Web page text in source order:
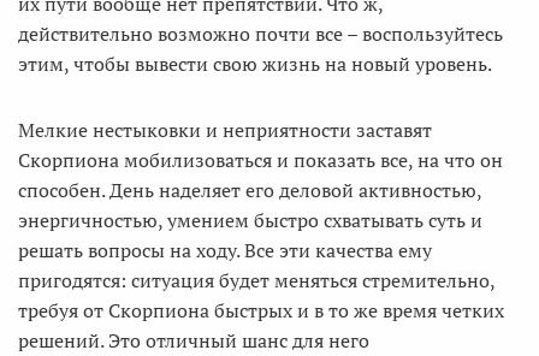
действительно возможно почти все – воспользуйтесь
этим, чтобы вывести свою жизнь на новый уровень.
Мелкие нестыковки и неприятности заставят
Скорпиона мобилизоваться и показать все, на что он
способен. День наделяет его деловой активностью,
энергичностью, умением быстро схватывать суть и
решать вопросы на ходу. Все эти качества ему
пригодятся: ситуация будет меняться стремительно,
требуя от Скорпиона быстрых и в то же время четких
решений. Это отличный шанс для него